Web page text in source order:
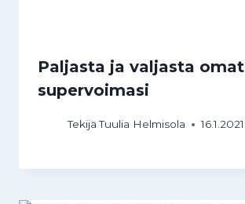
Paljasta ja valjasta omat
supervoimasi
Tekijä Tuulia Helmisola 16.1.2021